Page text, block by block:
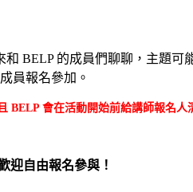
和 BELP 的成員們聊聊，主題
員報名參加。
BELP 會在活動開始前給講師報名人
迎自由報名參與！